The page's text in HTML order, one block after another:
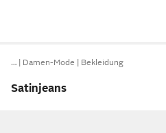
… Damen-Mode Bekleidung
Satinjeans